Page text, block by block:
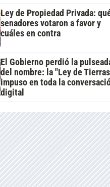
Ley de Propiedad Privada:
senadores votaron a favor y
cuáles en contra
El Gobierno perdió la
del nombre: la "Ley de
impuso en toda la
digital